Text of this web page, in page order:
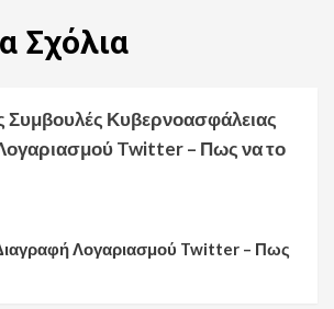
Σχόλια
Κυβερνοασφάλειας
Twitter – Πως να το
Λογαριασμού Twitter – Πως